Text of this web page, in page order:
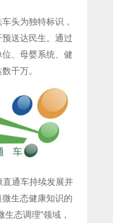
头为独特标识，
送达民生。通过
、母婴系统、健
千万。
通车持续发展并
生态健康知识的
态调理”领域，